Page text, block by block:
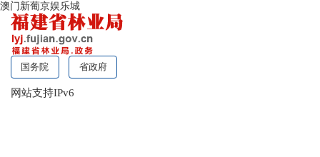
澳门新葡京娱乐城
国务院 省政府
网站支持IPv6